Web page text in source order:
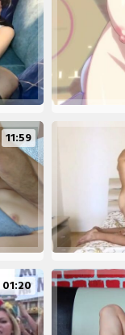
11:59
01:20